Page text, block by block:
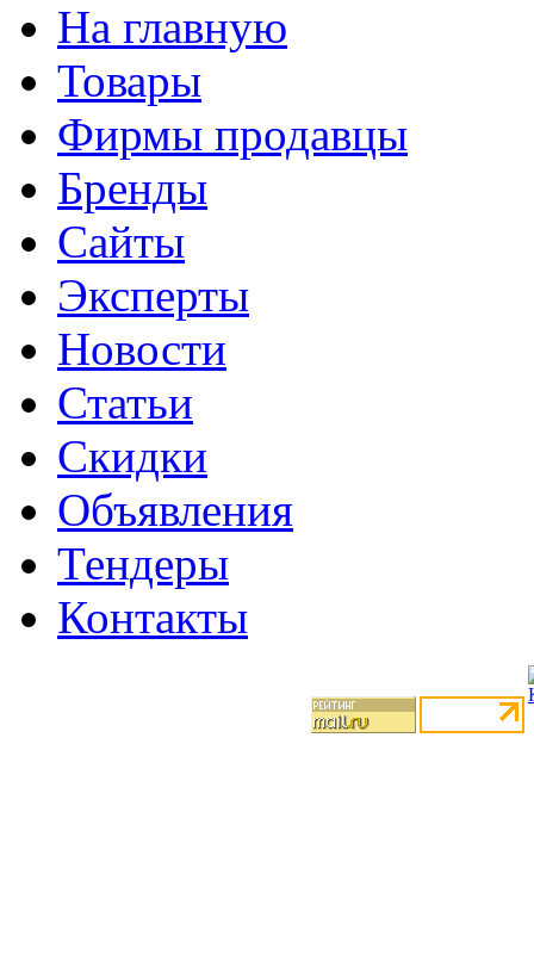
На главную
Товары
Фирмы продавцы
Бренды
Сайты
Эксперты
Новости
Статьи
Скидки
Объявления
Тендеры
Контакты